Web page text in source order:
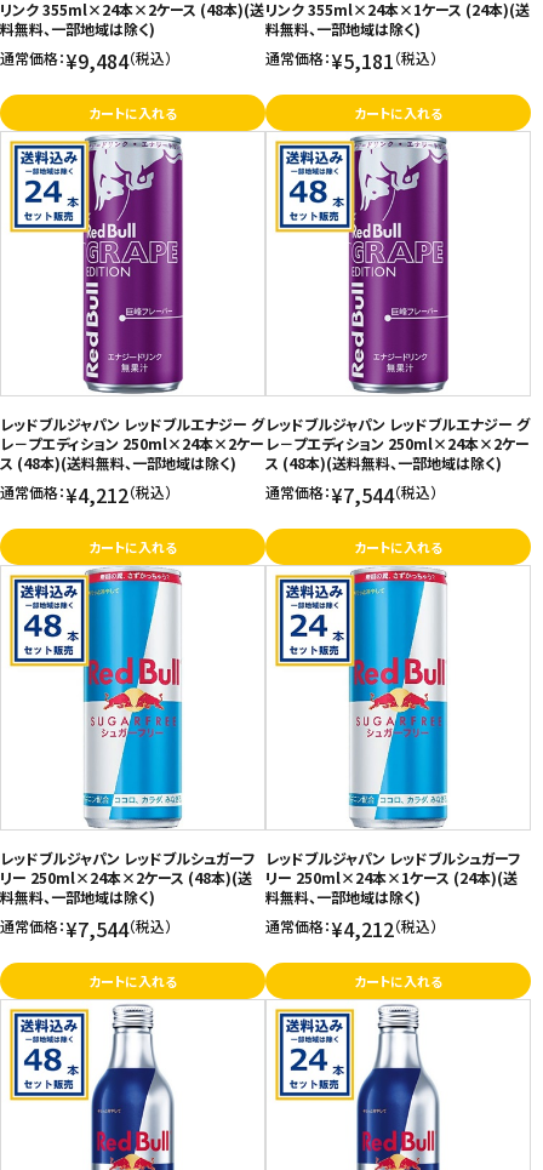
リンク 355ml×24本×2ケース (48本)(送
料無料、一部地域は除く)
通常価格：¥9,484（税込）
カートに入れる
リンク 355ml×24本×1ケース (24本)(送
料無料、一部地域は除く)
通常価格：¥5,181（税込）
カートに入れる
レッドブルジャパン レッドブルエナジー グ
レ－プエディション 250ml×24本×2ケー
ス (48本)(送料無料、一部地域は除く)
通常価格：¥4,212（税込）
カートに入れる
レッドブルジャパン レッドブルエナジー グ
レ－プエディション 250ml×24本×2ケー
ス (48本)(送料無料、一部地域は除く)
通常価格：¥7,544（税込）
カートに入れる
レッドブルジャパン レッドブルシュガーフ
リー 250ml×24本×2ケース (48本)(送
料無料、一部地域は除く)
通常価格：¥7,544（税込）
カートに入れる
レッドブルジャパン レッドブルシュガーフ
リー 250ml×24本×1ケース (24本)(送
料無料、一部地域は除く)
通常価格：¥4,212（税込）
カートに入れる